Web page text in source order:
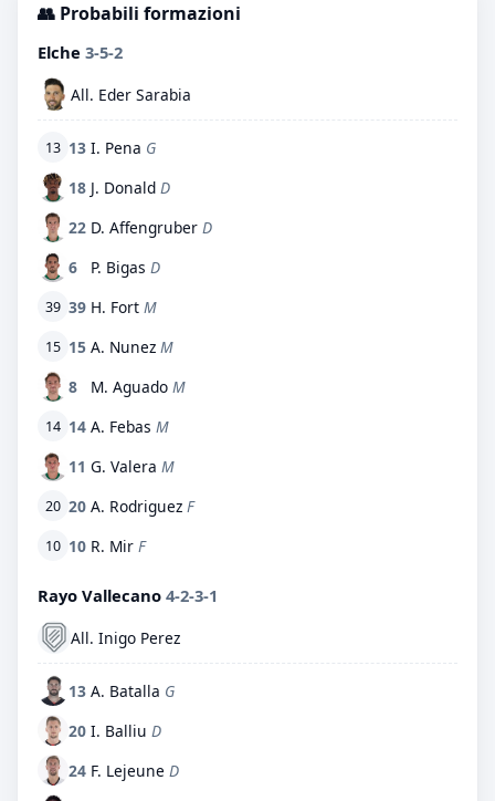
👥 Probabili formazioni
Elche 3-5-2
All. Eder Sarabia
13 13 I. Pena G
18 J. Donald D
22 D. Affengruber D
6
P. Bigas D
39 39 H. Fort M
15 15 A. Nunez M
8
M. Aguado M
14 14 A. Febas M
11 G. Valera M
20 20 A. Rodriguez F
10 10 R. Mir F
Rayo Vallecano 4-2-3-1
All. Inigo Perez
13 A. Batalla G
20 I. Balliu D
24 F. Lejeune D